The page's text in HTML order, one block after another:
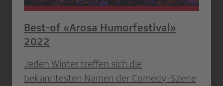
Best-of «Arosa Humorfestival»
2022
Jeden Winter treffen sich die
bekanntesten Namen der Comedy-Szene